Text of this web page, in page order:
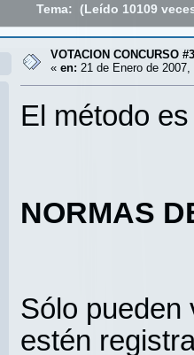
Tema: (Leído 10109
VOTACION CONCURSO
« en: 21 de Enero de 2007,
El método
NORMAS
Sólo pueden
estén